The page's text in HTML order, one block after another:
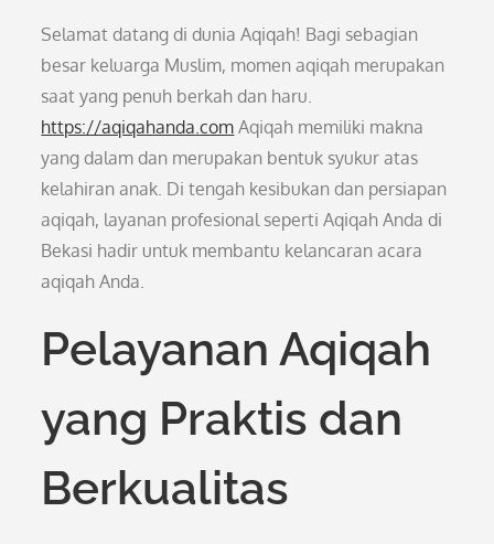
Selamat datang di dunia Aqiqah! Bagi sebagian
besar keluarga Muslim, momen aqiqah merupakan
saat yang penuh berkah dan haru.
https://aqiqahanda.com Aqiqah memiliki makna
yang dalam dan merupakan bentuk syukur atas
kelahiran anak. Di tengah kesibukan dan persiapan
aqiqah, layanan profesional seperti Aqiqah Anda di
Bekasi hadir untuk membantu kelancaran acara
aqiqah Anda.
Pelayanan Aqiqah
yang Praktis dan
Berkualitas